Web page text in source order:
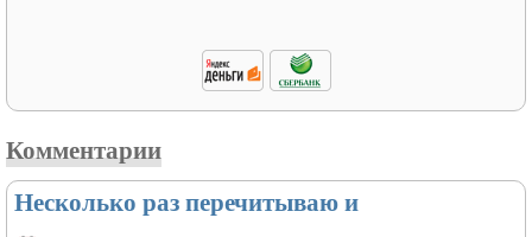
Комментарии
Несколько раз перечитываю и